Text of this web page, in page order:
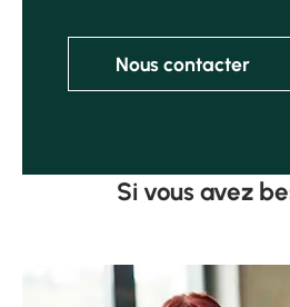
Nous contacter
Si vous avez